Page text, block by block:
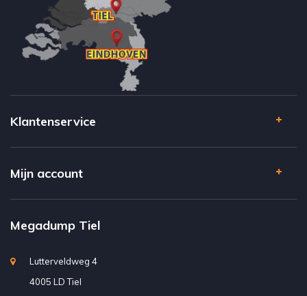
Klantenservice
Mijn account
Megadump Tiel
Lutterveldweg 4
4005 LD Tiel